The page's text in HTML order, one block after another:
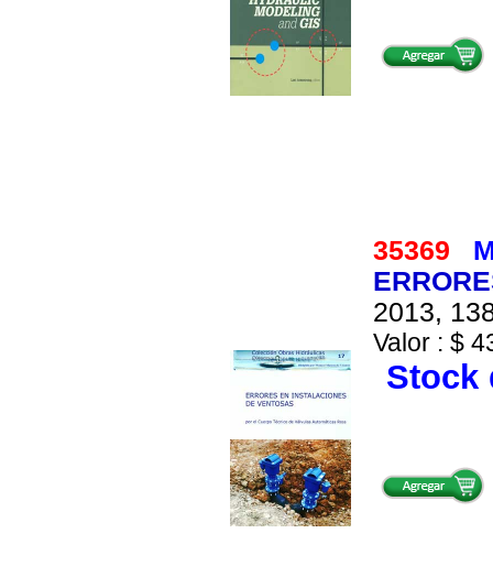
35369
2013,
Valor : $
Stock